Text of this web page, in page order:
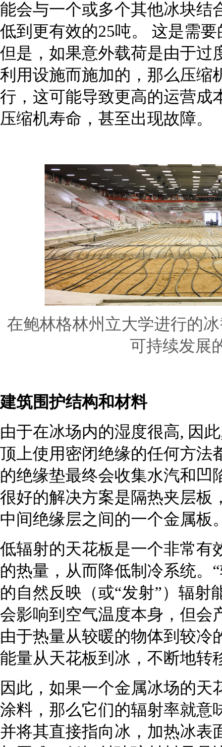
能会与一个或多个其他冰块结
低到更有效的25吨。 这是需
但是，如果意外载荷是由于过
利用设施而施加的，那么压缩
行，这可能导致更高的运营成
压缩机寿命，甚至出现故障。
在鲍林格林州立大学进行的
可持续发展
建筑围护结构和材料
由于在冰场内的湿度很高, 因
顶上使用密闭绝缘的任何方法
的绝缘垫最终会收集水汽和凹
很好的解决方案是隔热夹层板
中间绝缘层之间的一个金属板
低辐射的天花板是一个非常有
的热量，从而降低制冷系统。
的自然反映（或“发射”）辐射
会影响到空气温度本身，但会
由于热量从较暖的物体到较冷
能量从天花板到冰，不断地转
因此，如果一个金属冰场的天
涂料，那么它们的辐射率就意
并将其直接指向冰，加热冰表